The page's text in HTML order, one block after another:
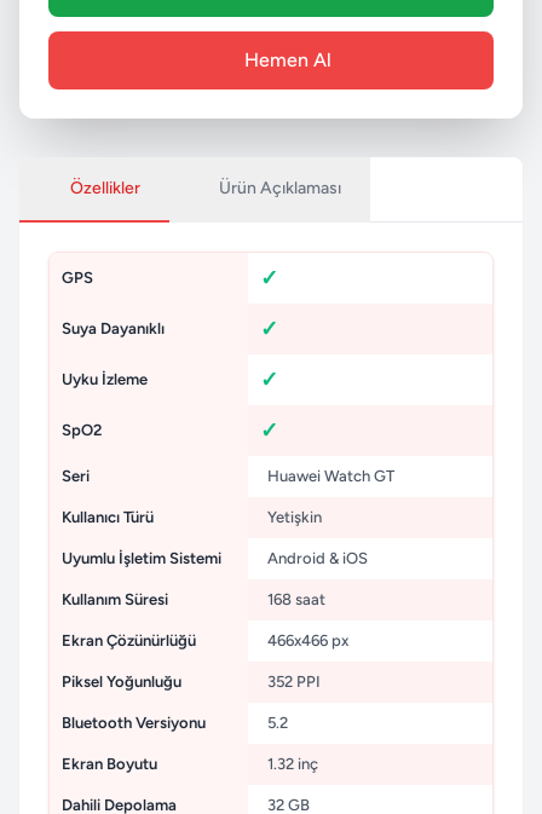
Hemen Al
Özellikler Ürün Açıklaması
GPS
Suya Dayanıklı
Uyku İzleme
SpO2
Seri Huawei Watch GT
Kullanıcı Türü Yetişkin
Uyumlu İşletim Sistemi Android & iOS
Kullanım Süresi 168 saat
Ekran Çözünürlüğü 466x466 px
Piksel Yoğunluğu 352 PPI
Bluetooth Versiyonu 5.2
Ekran Boyutu 1.32 inç
Dahili Depolama 32 GB